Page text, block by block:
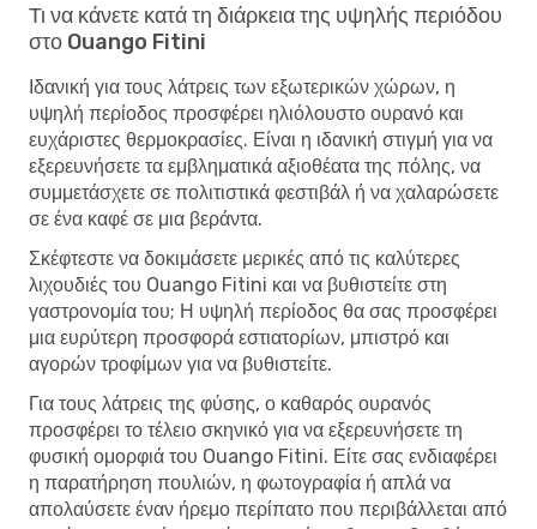
Τι να κάνετε κατά τη διάρκεια της υψηλής περιόδου
στο Ouango Fitini
Ιδανική για τους λάτρεις των εξωτερικών χώρων, η
υψηλή περίοδος προσφέρει ηλιόλουστο ουρανό και
ευχάριστες θερμοκρασίες. Είναι η ιδανική στιγμή για να
εξερευνήσετε τα εμβληματικά αξιοθέατα της πόλης, να
συμμετάσχετε σε πολιτιστικά φεστιβάλ ή να χαλαρώσετε
σε ένα καφέ σε μια βεράντα.
Σκέφτεστε να δοκιμάσετε μερικές από τις καλύτερες
λιχουδιές του Ouango Fitini και να βυθιστείτε στη
γαστρονομία του; Η υψηλή περίοδος θα σας προσφέρει
μια ευρύτερη προσφορά εστιατορίων, μπιστρό και
αγορών τροφίμων για να βυθιστείτε.
Για τους λάτρεις της φύσης, ο καθαρός ουρανός
προσφέρει το τέλειο σκηνικό για να εξερευνήσετε τη
φυσική ομορφιά του Ouango Fitini. Είτε σας ενδιαφέρει
η παρατήρηση πουλιών, η φωτογραφία ή απλά να
απολαύσετε έναν ήρεμο περίπατο που περιβάλλεται από